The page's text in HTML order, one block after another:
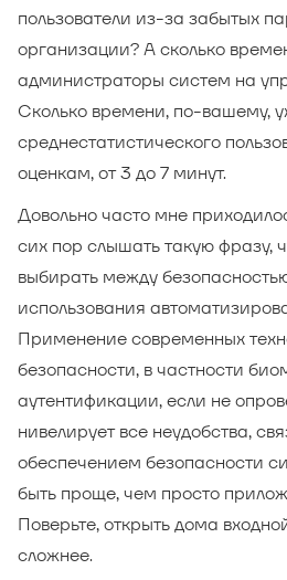
пользователи из-за забытых
организации? А сколько
администраторы систем на
Сколько времени, по-вашему,
среднестатистического
оценкам, от 3 до 7 минут.
Довольно часто мне
сих пор слышать такую фразу,
выбирать между
использования
Применение современных
безопасности, в частности
аутентификации, если не
нивелирует все неудобства,
обеспечением безопасности
быть проще, чем просто
Поверьте, открыть дома
сложнее.